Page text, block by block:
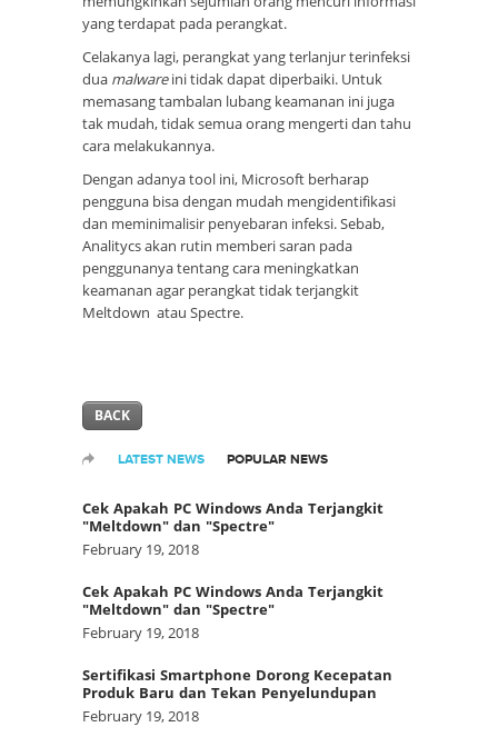
yang terdapat pada perangkat.
Celakanya lagi, perangkat yang terlanjur terinfeksi
dua malwareini tidak dapat diperbaiki. Untuk
memasang tambalan lubang keamanan ini juga
tak mudah, tidak semua orang mengerti dan tahu
cara melakukannya.
Dengan adanya tool ini, Microsoft berharap
pengguna bisa dengan mudah mengidentifikasi
dan meminimalisir penyebaran infeksi. Sebab,
Analitycs akan rutin memberi saran pada
penggunanya tentang cara meningkatkan
keamanan agar perangkat tidak terjangkit
Meltdown atau Spectre.
BACK
LATEST NEWS POPULAR NEWS
Cek Apakah PC Windows Anda Terjangkit
"Meltdown" dan "Spectre"
February 19, 2018
Cek Apakah PC Windows Anda Terjangkit
"Meltdown" dan "Spectre"
February 19, 2018
Sertifikasi Smartphone Dorong Kecepatan
Produk Baru dan Tekan Penyelundupan
February 19, 2018